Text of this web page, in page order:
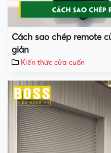
Cách sao chép remote
giản
Kiến thức cửa cuốn